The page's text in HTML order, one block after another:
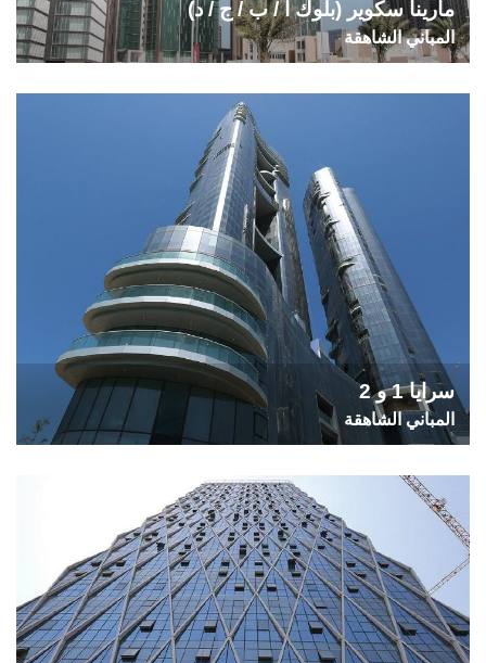
مارينا سكوير (بلوك أ / ب / ج / د)
المباني الشاهقة
سرايا 1 و 2
المباني الشاهقة